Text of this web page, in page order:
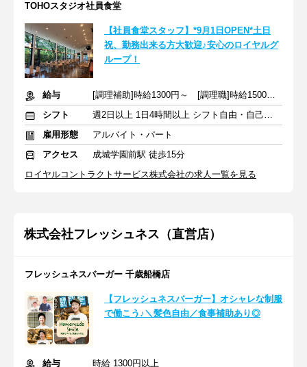
TOHOスタジオ社員食堂
【社員食堂スタッフ】*9月1日OPEN*土日
祝、勤務出来る方大歓迎♪安心のロイヤルグ
ループ！
給与
[調理補助]時給1300円～ [調理職]時給1500円～
シフト
週2日以上 1日4時間以上 シフト自由・自己申告
雇用形態
アルバイト・パート
アクセス
成城学園前駅 徒歩15分
ロイヤルコントラクトサービス株式会社の求人一覧を見る
株式会社フレッシュネス（直営店）
フレッシュネスバーガー 千歳船橋店
【フレッシュネスバーガー】オシャレな制服
で働こう♪＼髪色自由／食事補助あり◎
給与
時給 1300円以上